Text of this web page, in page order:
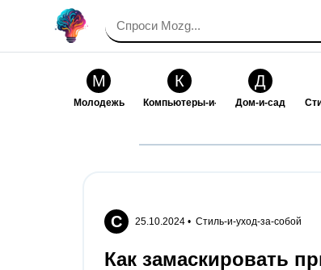
М
Молодежь
К
Компьютеры-и-электроника
Д
Дом-и-сад
С 25.10.2024 • Стиль-и-уход-за-собой
Как замаскировать